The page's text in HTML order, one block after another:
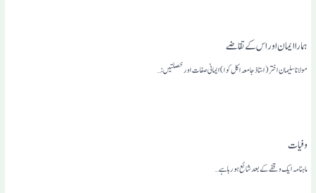
ہمارا ایمان اور اس کے تقاضے
مولانا سلیمان اختر(استاذ جامعہ اکل کوا) ایمانی صفات اور خصلتیں:…
وفیات
ماہنامہ ایک وقفے کے بعد شائع ہو رہا ہے…